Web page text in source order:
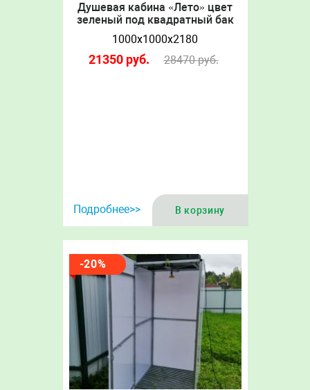
Душевая кабина «Лето» цвет
зеленый под квадратный бак
1000х1000х2180
21350 руб. 28470руб.
Подробнее>> В корзину
-20%